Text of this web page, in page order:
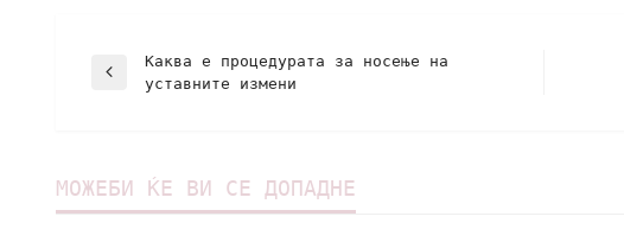
Каква е процедурата за носење на
уставните измени
МОЖЕБИ ЌЕ ВИ СЕ ДОПАДНЕ